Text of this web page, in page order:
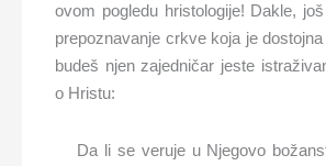
ovom pogledu hristologije! Dakle,
prepoznavanje crkve koja je
budeš njen zajedničar jeste
o Hristu:
Da li se veruje u Njegovo